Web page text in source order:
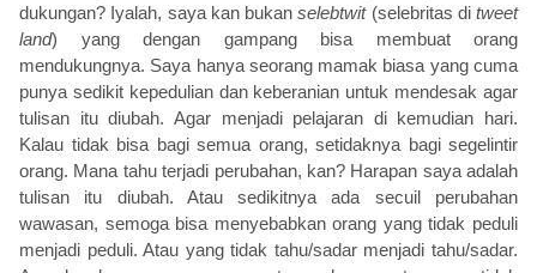
dukungan? Iyalah, saya kan bukanselebtwit (selebritas di tweet
land) yang dengan gampang bisa membuat orang
mendukungnya. Saya hanya seorang mamak biasa yang cuma
punya sedikit kepedulian dan keberanian untuk mendesak agar
tulisan itu diubah. Agar menjadi pelajaran di kemudian hari.
Kalau tidak bisa bagi semua orang, setidaknya bagi segelintir
orang. Mana tahu terjadi perubahan, kan? Harapan saya adalah
tulisan itu diubah. Atau sedikitnya ada secuil perubahan
wawasan, semoga bisa menyebabkan orang yang tidak peduli
menjadi peduli. Atau yang tidak tahu/sadar menjadi tahu/sadar.